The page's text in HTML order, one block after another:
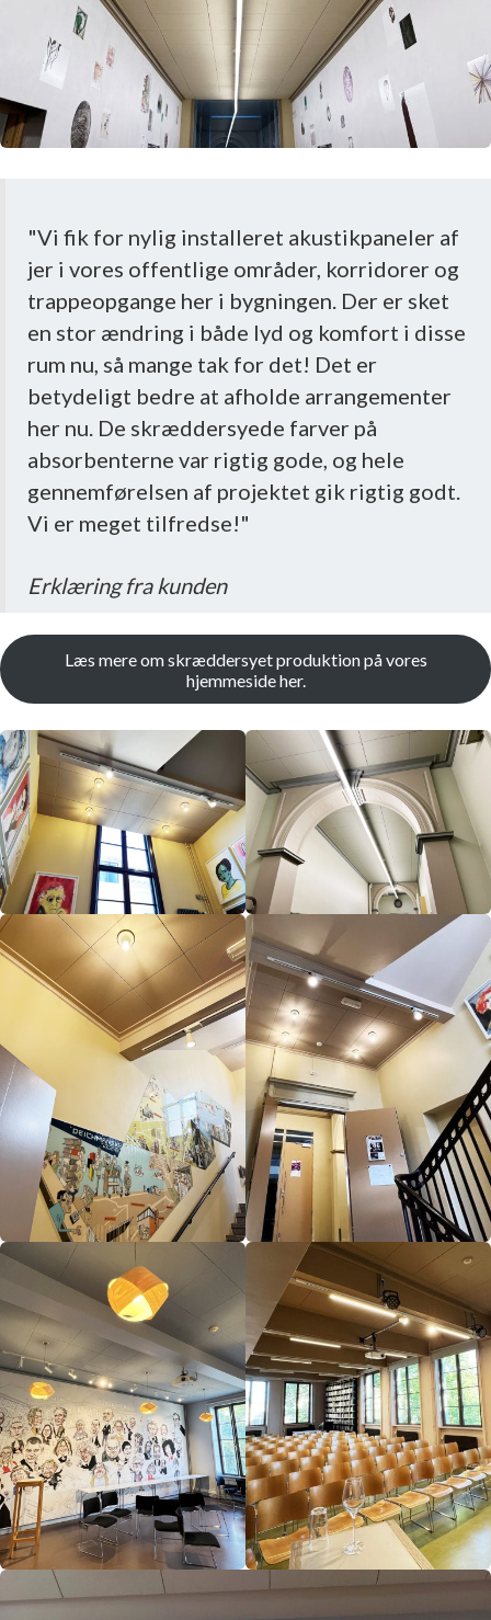
"Vi fik for nylig installeret akustikpaneler af
jer i vores offentlige områder, korridorer og
trappeopgange her i bygningen. Der er sket
en stor ændring i både lyd og komfort i disse
rum nu, så mange tak for det! Det er
betydeligt bedre at afholde arrangementer
her nu. De skræddersyede farver på
absorbenterne var rigtig gode, og hele
gennemførelsen af projektet gik rigtig godt.
Vi er meget tilfredse!"
Erklæring fra kunden
Læs mere om skræddersyet produktion på vores
hjemmeside her.